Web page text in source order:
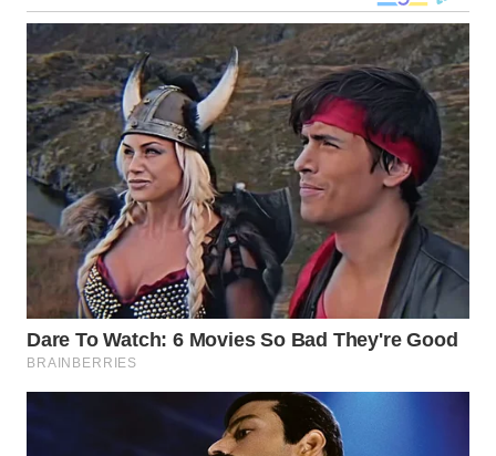
WN
KALTARA
WN
KALSEL
WN
KALTIM
WN
SULSEL
WN
GORONTALO